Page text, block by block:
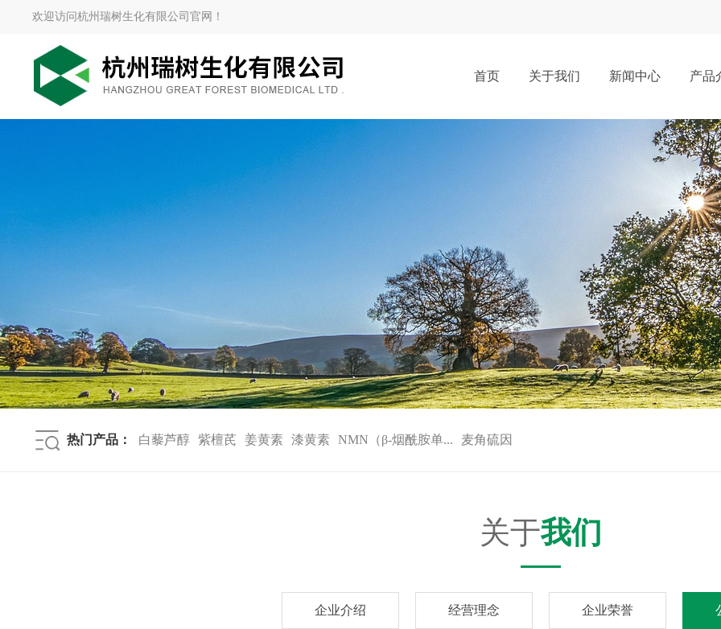
欢迎访问杭州瑞树生化有限公司官网！
首页 关于我们 新闻中心 产品
热门产品： 白藜芦醇 紫檀芪 姜黄素 漆黄素 NMN（β-烟酰胺单... 麦角硫因
关于我们
企业介绍 经营理念 企业荣誉